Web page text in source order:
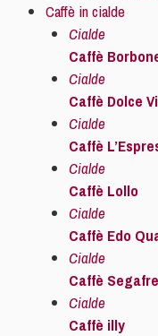
Caffè in cialde
Cialde
Caffè
Cialde
Caffè Dolce
Cialde
Caffè
Cialde
Caffè Lollo
Cialde
Caffè Edo
Cialde
Caffè
Cialde
Caffè illy